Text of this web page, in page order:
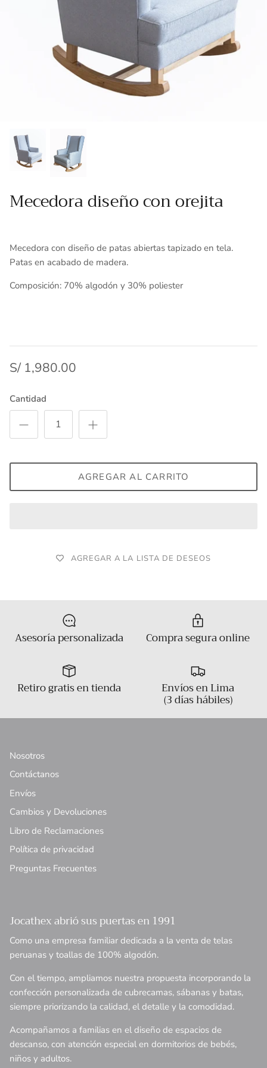
Vinil adhesivo
Essenza - Darwin Arcos
Mecedora diseño con orejita
Mecedora con diseño de patas abiertas tapizado en tela.
Patas en acabado de madera.
Composición: 70% algodón y 30% poliester
S/ 1,980.00
Cantidad
AGREGAR AL CARRITO
AGREGAR A LA LISTA DE DESEOS
Asesoría personalizada Compra segura online
Retiro gratis en tienda Envíos en Lima
(3 días hábiles)
Nosotros
Contáctanos
Envíos
Cambios y Devoluciones
Libro de Reclamaciones
Política de privacidad
Preguntas Frecuentes
Jocathex abrió sus puertas en 1991
Como una empresa familiar dedicada a la venta de telas
peruanas y toallas de 100% algodón.
Con el tiempo, ampliamos nuestra propuesta incorporando la
confección personalizada de cubrecamas, sábanas y batas,
siempre priorizando la calidad, el detalle y la comodidad.
Acompañamos a familias en el diseño de espacios de
descanso, con atención especial en dormitorios de bebés,
niños y adultos.